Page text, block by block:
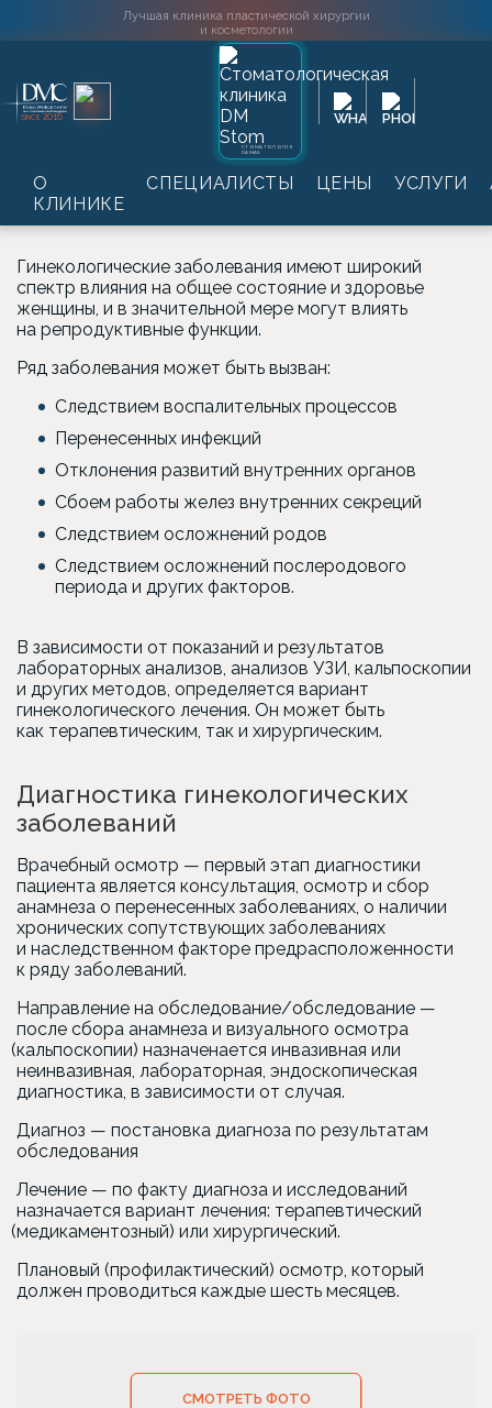
Лучшая клиника пластической хирургии
и косметологии
SINCE 2016
СТОМАТОЛОГИЯ
DAMAS
О
КЛИНИКЕ
СПЕЦИАЛИСТЫ ЦЕНЫ УСЛУГИ
Главная → Гинекология Лечение
Лечение гинекологических
заболеваний
Гинекологические заболевания имеют широкий
спектр влияния на общее состояние и здоровье
женщины, и в значительной мере могут влиять
на репродуктивные функции.
Ряд заболевания может быть вызван:
Следствием воспалительных процессов
Перенесенных инфекций
Отклонения развитий внутренних органов
Сбоем работы желез внутренних секреций
Следствием осложнений родов
Следствием осложнений послеродового
периода и других факторов.
В зависимости от показаний и результатов
лабораторных анализов, анализов УЗИ, кальпоскопии
и других методов, определяется вариант
гинекологического лечения. Он может быть
как терапевтическим, так и хирургическим.
Диагностика гинекологических
заболеваний
Врачебный осмотр — первый этап диагностики
пациента является консультация, осмотр и сбор
анамнеза о перенесенных заболеваниях, о наличии
хронических сопутствующих заболеваниях
и наследственном факторе предрасположенности
к ряду заболеваний.
Направление на обследование/обследование —
после сбора анамнеза и визуального осмотра
(кальпоскопии) назначенается инвазивная или
неинвазивная, лабораторная, эндоскопическая
диагностика, в зависимости от случая.
Диагноз — постановка диагноза по результатам
обследования
Лечение — по факту диагноза и исследований
назначается вариант лечения: терапевтический
(медикаментозный) или хирургический.
Плановый (профилактический) осмотр, который
должен проводиться каждые шесть месяцев.
СМОТРЕТЬ ФОТО